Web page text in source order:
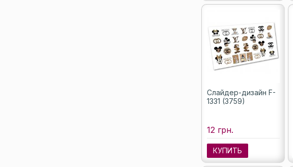
Слайдер-дизайн F-
1331 (3759)
12 грн.
КУПИТЬ